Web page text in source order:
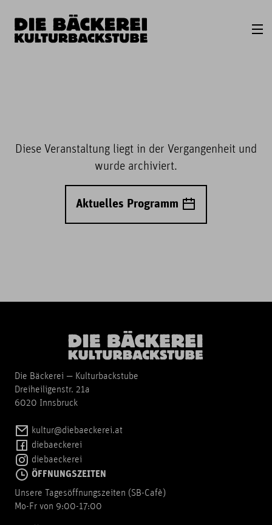
Diese Veranstaltung liegt in der Vergangenheit und
wurde archiviert.
Aktuelles Programm
Die Bäckerei — Kulturbackstube
Dreiheiligenstr. 21a
6020 Innsbruck
kultur@diebaeckerei.at
diebaeckerei
diebaeckerei
ÖFFNUNGSZEITEN
Unsere Tagesöffnungszeiten (SB-Cafè)
Mo-Fr von 9:00-17:00